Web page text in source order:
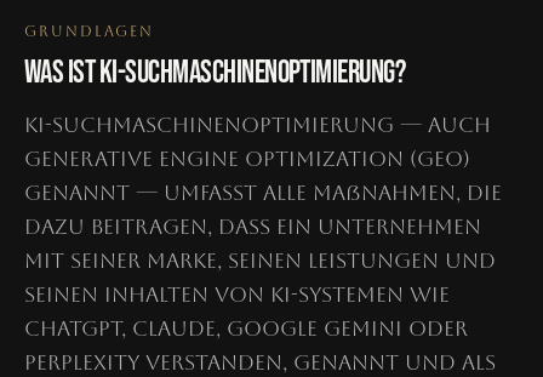
GRUNDLAGEN
WAS IST KI-SUCHMASCHINENOPTIMIERUNG?
KI-Suchmaschinenoptimierung — auch
Generative Engine Optimization (GEO)
genannt — umfasst alle Maßnahmen, die
dazu beitragen, dass ein Unternehmen
mit seiner Marke, seinen Leistungen und
seinen Inhalten von KI-Systemen wie
ChatGPT, Claude, Google Gemini oder
Perplexity verstanden, genannt und als